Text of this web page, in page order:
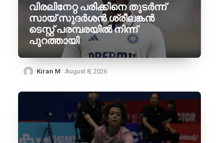
വിരലിനേറ്റ പരിക്കിനെ തുടർന്ന്
സായ് സുദർശൻ ശ്രീലങ്കൻ
ടെസ്റ്റ് പരമ്പരയിൽ നിന്ന്
പുറത്തായി
Kiran M August 8, 2026